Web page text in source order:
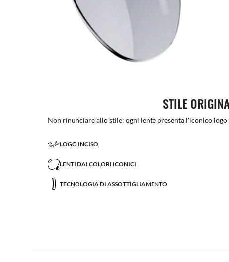
STILE
Non rinunciare allo stile: ogni lente presenta l'iconico
LOGO INCISO
LENTI DAI COLORI ICONICI
TECNOLOGIA DI ASSOTTIGLIAMENTO